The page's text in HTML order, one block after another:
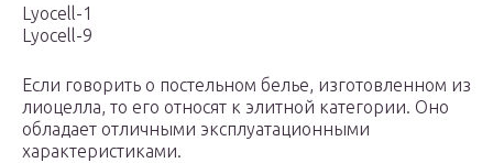
Lyocell-1
Lyocell-9
Если говорить о постельном белье, изготовленном из
лиоцелла, то его относят к элитной категории. Оно
обладает отличными эксплуатационными
характеристиками.